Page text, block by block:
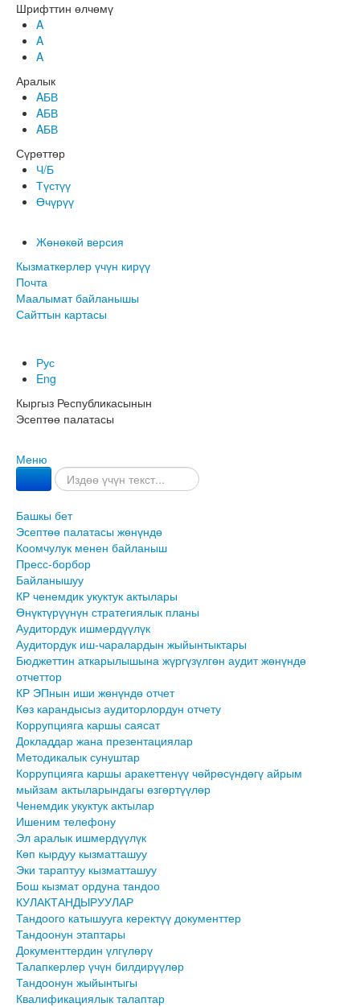
Шрифттин өлчөмү
A
A
A
Аралык
AБВ
AБВ
AБВ
Сүрөттөр
Ч/Б
Түстүү
Өчүрүү
Жөнөкөй версия
Кызматкерлер үчүн кирүү
Почта
Маалымат байланышы
Сайттын картасы
Рус
Eng
Кыргыз Республикасынын
Эсептөө палатасы
Меню
Башкы бет
Эсептөө палатасы жөнүндө
Коомчулук менен байланыш
Пресс-борбор
Байланышуу
КР ченемдик укуктук актылары
Өнүктүрүүнүн стратегиялык планы
Аудитордук ишмердүүлүк
Аудитордук иш-чаралардын жыйынтыктары
Бюджеттин аткарылышына жүргүзүлгөн аудит жөнүндө
отчеттор
КР ЭПнын иши жөнүндө отчет
Көз карандысыз аудиторлордун отчету
Коррупцияга каршы саясат
Докладдар жана презентациялар
Методикалык сунуштар
Коррупцияга каршы аракеттенүү чөйрөсүндөгү айрым
мыйзам актыларындагы өзгөртүүлөр
Ченемдик укуктук актылар
Ишеним телефону
Эл аралык ишмердүүлүк
Көп кырдуу кызматташуу
Эки тараптуу кызматташуу
Бош кызмат ордуна тандоо
КУЛАКТАНДЫРУУЛАР
Тандоого катышууга керектүү документтер
Тандоонун этаптары
Документтердин үлгүлөрү
Талапкерлер үчүн билдирүүлөр
Тандоонун жыйынтыгы
Квалификациялык талаптар